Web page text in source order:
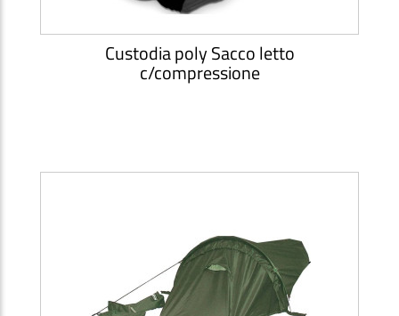
Custodia poly Sacco letto
c/compressione